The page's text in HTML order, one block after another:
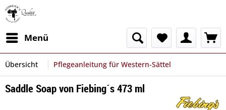
Menü
Übersicht Pflegeanleitung für Western-Sättel
Saddle Soap von Fiebing´s 473 ml